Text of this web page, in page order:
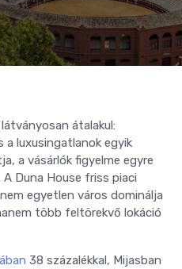
átalakul:
a luxusingatlanok egyik
a vásárlók figyelme egyre
Duna House friss piaci
egyetlen város dominálja
több feltörekvő lokáció
38 százalékkal, Mijasban